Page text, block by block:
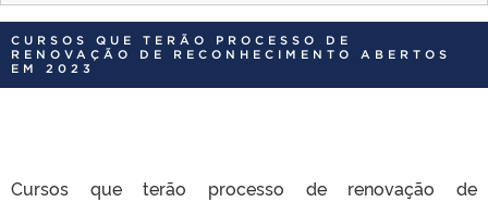
OUVIDORIA
PORTARIAS
CURSOS QUE TERÃO PROCESSO DE
RENOVAÇÃO DE RECONHECIMENTO ABERTOS
EM 2023
Cursos que terão processo de renovação de